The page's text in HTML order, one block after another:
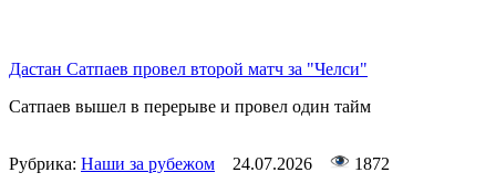
Дастан Сатпаев провел второй матч за "Челси"
Сатпаев вышел в перерыве и провел один тайм
Рубрика: Наши за рубежом 24.07.2026 1872